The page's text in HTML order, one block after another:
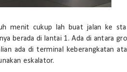
menit cukup lah buat jalan ke
berada di lantai 1. Ada di antara
ada di terminal keberangkatan
eskalator.